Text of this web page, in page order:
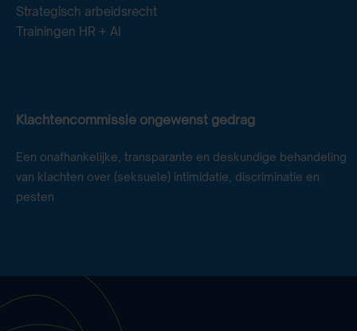
Strategisch arbeidsrecht
Trainingen HR + AI
Klachtencommissie ongewenst gedrag
Een onafhankelijke, transparante en deskundige behandeling
van klachten over (seksuele) intimidatie, discriminatie en
pesten